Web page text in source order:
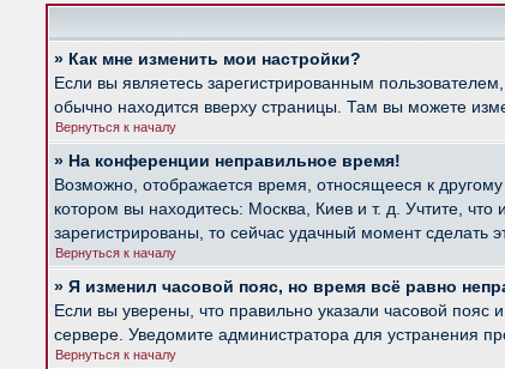
» Как мне изменить мои настройки?
Если вы являетесь зарегистрированным
обычно находится вверху страницы. Там вы можете
Вернуться к началу
» На конференции неправильное время!
Возможно, отображается время, относящееся к
котором вы находитесь: Москва, Киев и т. д. Учтите,
зарегистрированы, то сейчас удачный момент сделать
Вернуться к началу
» Я изменил часовой пояс, но время всё равно
Если вы уверены, что правильно указали часовой пояс
сервере. Уведомите администратора для устранения
Вернуться к началу